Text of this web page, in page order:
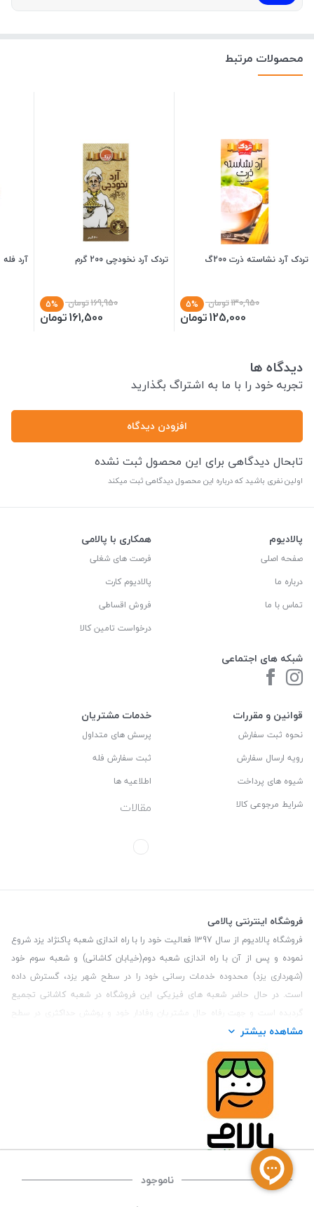
محصولات مرتبط
تردک آرد نشاسته ذرت 200گ
130,950تومان 5%
125,000تومان
تردک آرد نخودچی 200 گرم
169,950تومان 5%
161,500تومان
آرد فله
دیدگاه ها
تجربه خود را با ما به اشتراگ بگذارید
افزودن دیدگاه
تابحال دیدگاهی برای این محصول ثبت نشده
اولین نفری باشید که درباره این محصول دیدگاهی ثبت میکند
ناموجود
پالادیوم
صفحه اصلی
درباره ما
تماس با ما
شبکه های اجتماعی
همکاری با پالامی
فرصت های شغلی
پالادیوم کارت
فروش اقساطی
درخواست تامین کالا
قوانین و مقررات
نحوه ثبت سفارش
رویه ارسال سفارش
شیوه های پرداخت
شرایط مرجوعی کالا
خدمات مشتریان
پرسش های متداول
ثبت سفارش فله
اطلاعیه ها
مقالات
فروشگاه اینترنتی پالامی
فروشگاه پالادیوم از سال 1397 فعالیت خود را با راه اندازی شعبه پاکنژاد یزد شروع
نموده و پس از آن با راه اندازی شعبه دوم(خیابان کاشانی) و شعبه سوم خود
(شهرداری یزد) محدوده خدمات رسانی خود را در سطح شهر یزد، گسترش داده
است. در حال حاضر شعبه های فیزیکی این فروشگاه در شعبه کاشانی تجمیع
گردیده است و جهت رفاه حال مشتریان وفادار خود و پوشش حداکثری در سطح
استان یزد و همچنین مشتریان سطح کشور، فروشگاه اینترنتی پالامی را راه اندازی
نموده است. هدف فروشگاه اینترنتی پالامی فراهم نمودن یک خرید اینترنتی
مطمئن، با کالاهای متنوع، باکیفیت و دارای قیمت مناسب می باشد که مشتری
بتواند در مدت زمان کوتاه کالاهای خود را سفارش داده و در زمان مورد نظر خود
تحویل بگیرد و در صورت وجود عدم تطابق سفارش و کالای تحویل شده ضمانت
بازگشت کالا هم داشته باشد. سابقه درخشان در فروش حضوری و جذب مشتریان و
انعقاد قرارداد با ارگان های دولتی و خصوصی از افتخارات این مجموعه می باشد.
یکی از مهم‌ترین دغدغه‌های کاربران خرید اینترنتی، این است که کالای خریداری
شده در زمان مورد نظر آنها بدستشان برسد، لذا فروشگاه اینترنتی پالامی این
قابلیت را دارد تا علاوه بر روش تعیین روز و ساعت تحویل سفارش به مشتری،
مشاهده بیشتر